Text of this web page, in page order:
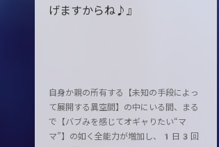
げますからね♪』
自身か親の所有する【未知の手段によっ
て展開する異空間】の中にいる間、まる
で【バブみを感じてオギャりたい“マ
マ”】の如く全能力が増加し、1日3回